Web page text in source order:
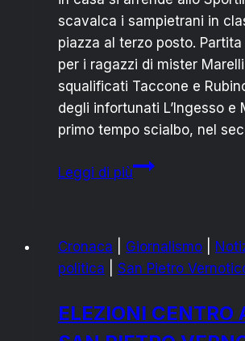
scavalca i sampietrani in
piazza al terzo posto.
per i ragazzi di mister
squalificati Taccone e
degli infortunati L’Ingesso e
primo tempo scialbo, nel
Leggi di piùALBERTO
CASA
E
5
Cronaca Giornalismo
politica
San Pietro
ELEZIONI CENTRO